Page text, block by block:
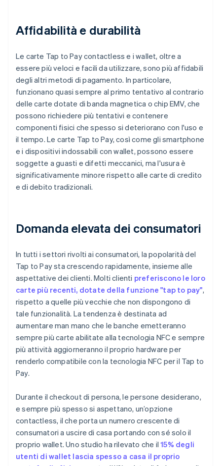
Affidabilità e durabilità
Le carte Tap to Pay contactless e i wallet, oltre a
essere più veloci e facili da utilizzare, sono più affidabili
degli altri metodi di pagamento. In particolare,
funzionano quasi sempre al primo tentativo al contrario
delle carte dotate di banda magnetica o chip EMV, che
possono richiedere più tentativi e contenere
componenti fisici che spesso si deteriorano con l'uso e
il tempo. Le carte Tap to Pay, così come gli smartphone
e i dispositivi indossabili con wallet, possono essere
soggette a guasti e difetti meccanici, ma l'usura è
significativamente minore rispetto alle carte di credito
e di debito tradizionali.
Domanda elevata dei consumatori
In tutti i settori rivolti ai consumatori, la popolarità del
Tap to Pay sta crescendo rapidamente, insieme alle
aspettative dei clienti. Molti clienti preferiscono le loro
carte più recenti, dotate della funzione "tap to pay",
rispetto a quelle più vecchie che non dispongono di
tale funzionalità. La tendenza è destinata ad
aumentare man mano che le banche emetteranno
sempre più carte abilitate alla tecnologia NFC e sempre
più attività aggiorneranno il proprio hardware per
renderlo compatibile con la tecnologia NFC per il Tap to
Pay.
Durante il checkout di persona, le persone desiderano,
e sempre più spesso si aspettano, un’opzione
contactless, il che porta un numero crescente di
consumatori a uscire di casa portando con sé solo il
proprio wallet. Uno studio ha rilevato che il15% degli
utenti di wallet lascia spesso a casa il proprio